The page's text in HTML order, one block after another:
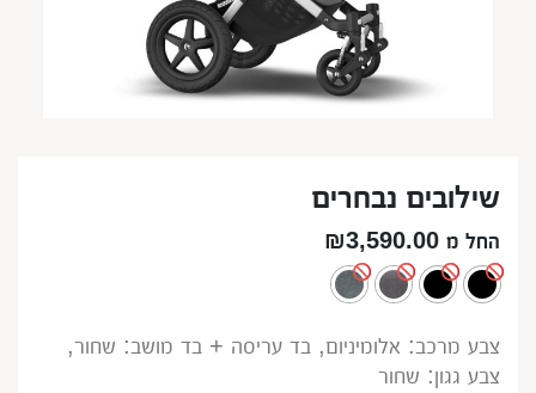
שילובים נבחרים
החל מ ₪3,590.00
‫צבע מרכב: ‫אלומיניום‬, בד עריסה + בד מושב: שחור,
צבע גגון: שחור